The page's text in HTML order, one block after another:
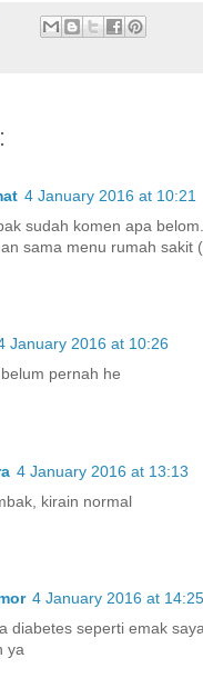
4 January 2016 at 10:21
sudah komen apa
sama menu rumah sakit
January 2016 at 10:26
pernah he
4 January 2016 at 13:13
kirain normal
4 January 2016 at 14:25
diabetes seperti emak
ya